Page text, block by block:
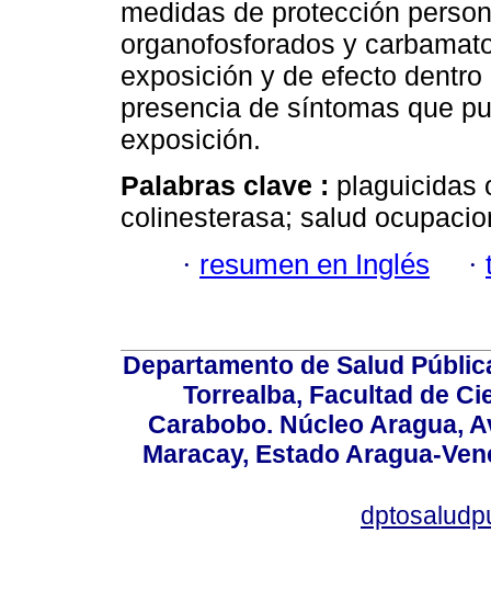
medidas de protección
organofosforados y
exposición y de efecto
presencia de síntomas que
exposición.
Palabras clave : plaguicidas
colinesterasa; salud
· resumen en Inglés ·
Departamento de Salud
Torrealba, Facultad de
Carabobo. Núcleo Aragua,
Maracay, Estado Aragua-